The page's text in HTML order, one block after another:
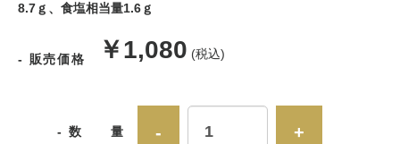
8.7ｇ、食塩相当量1.6ｇ
- 販売価格
販
価
￥1,080 (税込)
- 数 量 - +